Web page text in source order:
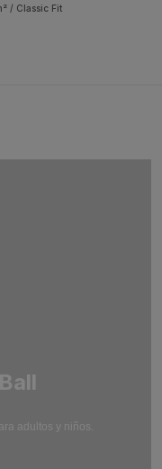
/ Classic Fit
adultos y niños.